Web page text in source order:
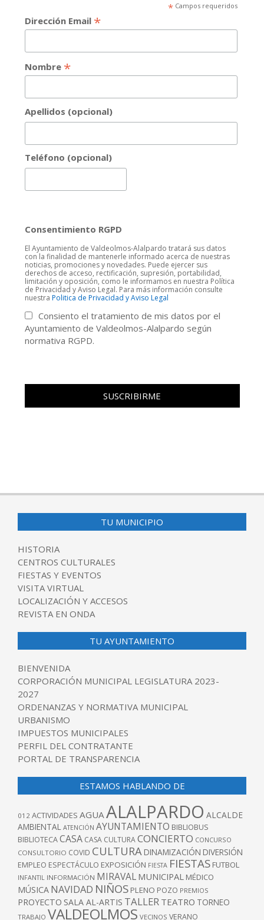
*Campos requeridos
Dirección Email *
Nombre *
Apellidos (opcional)
Teléfono (opcional)
Consentimiento RGPD
El Ayuntamiento de Valdeolmos-Alalpardo tratará sus datos
con la finalidad de mantenerle informado acerca de nuestras
noticias, promociones y novedades. Puede ejercer sus
derechos de acceso, rectificación, supresión, portabilidad,
limitación y oposición, como le informamos en nuestra Política
de Privacidad y Aviso Legal. Para más información consulte
nuestra Politica de Privacidad y Aviso Legal
Consiento el tratamiento de mis datos por el
Ayuntamiento de Valdeolmos-Alalpardo según
normativa RGPD.
TU MUNICIPIO
HISTORIA
CENTROS CULTURALES
FIESTAS Y EVENTOS
VISITA VIRTUAL
LOCALIZACIÓN Y ACCESOS
REVISTA EN ONDA
TU AYUNTAMIENTO
BIENVENIDA
CORPORACIÓN MUNICIPAL LEGISLATURA 2023-
2027
ORDENANZAS Y NORMATIVA MUNICIPAL
URBANISMO
IMPUESTOS MUNICIPALES
PERFIL DEL CONTRATANTE
PORTAL DE TRANSPARENCIA
ESTAMOS HABLANDO DE
012 ACTIVIDADES AGUAALALPARDO ALCALDE
AMBIENTAL ATENCIÓN AYUNTAMIENTO BIBLIOBUS
BIBLIOTECACASA CASA CULTURACONCIERTO CONCURSO
CONSULTORIO COVID CULTURA DINAMIZACIÓN DIVERSIÓN
EMPLEO ESPECTÁCULO EXPOSICIÓN FIESTA FIESTAS FUTBOL
INFANTIL INFORMACIÓN MIRAVAL MUNICIPAL MÉDICO
MÚSICA NAVIDAD NIÑOS PLENO POZO PREMIOS
PROYECTO SALA AL-ARTIS TALLER TEATRO TORNEO
TRABAJO VALDEOLMOS VECINOS VERANO